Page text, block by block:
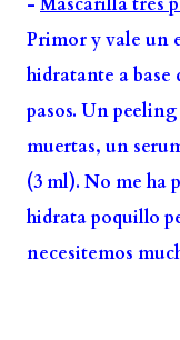
Primor y vale un
hidratante a base
pasos. Un
muertas, un
(3 ml). No me ha
hidrata poquillo
necesitemos